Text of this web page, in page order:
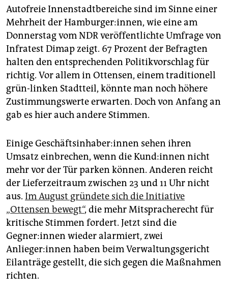
Autofreie Innenstadtbereiche sind im Sinne einer
Mehrheit der Hamburger:innen, wie eine am
Donnerstag vom NDR veröffentlichte Umfrage von
Infratest Dimap zeigt. 67 Prozent der Befragten
halten den entsprechenden Politikvorschlag für
richtig. Vor allem in Ottensen, einem traditionell
grün-linken Stadtteil, könnte man noch höhere
Zustimmungswerte erwarten. Doch von Anfang an
gab es hier auch andere Stimmen.
Einige Geschäftsinhaber:innen sehen ihren
Umsatz einbrechen, wenn die Kund:innen nicht
mehr vor der Tür parken können. Anderen reicht
der Lieferzeitraum zwischen 23 und 11 Uhr nicht
aus. Im August gründete sich die Initiative
„Ottensen bewegt“, die mehr Mitspracherecht für
kritische Stimmen fordert. Jetzt sind die
Gegner:innen wieder alarmiert, zwei
Anlieger:innen haben beim Verwaltungsgericht
Eilanträge gestellt, die sich gegen die Maßnahmen
richten.